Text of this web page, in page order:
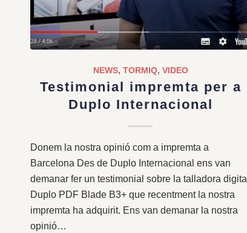
NEWS, TORMIQ, VIDEO
Testimonial impremta per a
Duplo Internacional
Donem la nostra opinió com a impremta a
Barcelona Des de Duplo Internacional ens van
demanar fer un testimonial sobre la talladora digital
Duplo PDF Blade B3+ que recentment la nostra
impremta ha adquirit. Ens van demanar la nostra
opinió…